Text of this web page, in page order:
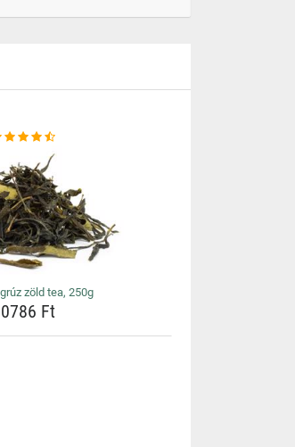
zöld tea, 250g
Ft